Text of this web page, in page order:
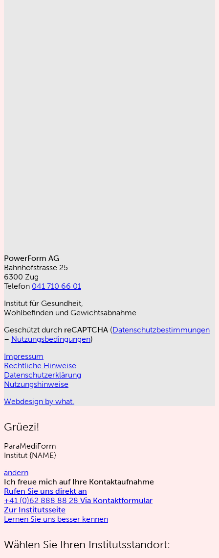
PowerForm AG
Bahnhofstrasse 25
6300 Zug
Telefon 041 710 66 01
Institut für Gesundheit,
Wohlbefinden und Gewichtsabnahme
Geschützt durch reCAPTCHA (Datenschutzbestimmungen
– Nutzungsbedingungen)
Impressum
Rechtliche Hinweise
Datenschutzerklärung
Nutzungshinweise
Webdesign by what.
Grüezi!
ParaMediForm
Institut {NAME}
ändern
Ich freue mich auf Ihre Kontaktaufnahme
Rufen Sie uns direkt an
+41 (0)62 888 88 28 Via Kontaktformular
Zur Institutsseite
Lernen Sie uns besser kennen
Wählen Sie Ihren Institutsstandort: